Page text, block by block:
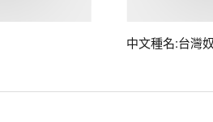
中文種名:台灣